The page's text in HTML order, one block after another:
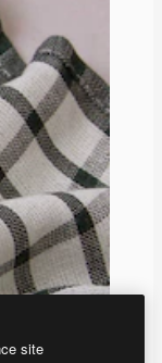
site